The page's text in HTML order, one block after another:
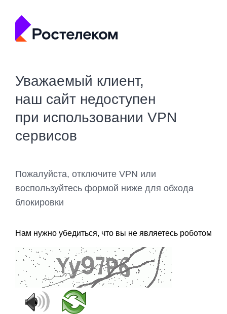
Уважаемый клиент,
наш сайт недоступен
при использовании VPN
сервисов
Пожалуйста, отключите VPN или
воспользуйтесь формой ниже для обхода
блокировки
Нам нужно убедиться, что вы не являетесь роботом